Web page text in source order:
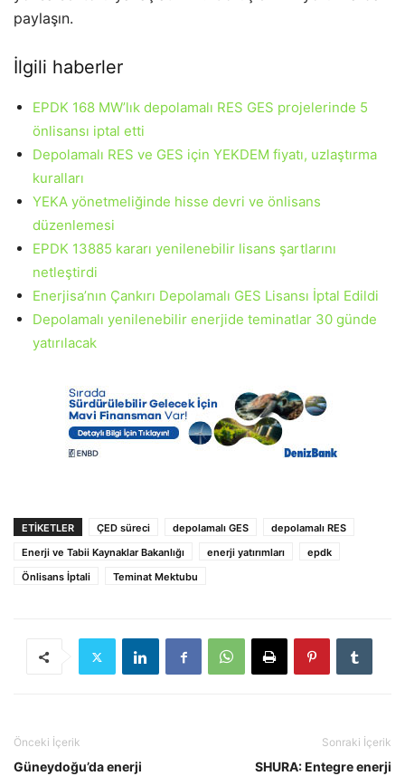
paylaşın.
İlgili haberler
EPDK 168 MW’lık depolamalı RES GES projelerinde 5
önlisansı iptal etti
Depolamalı RES ve GES için YEKDEM fiyatı, uzlaştırma
kuralları
YEKA yönetmeliğinde hisse devri ve önlisans
düzenlemesi
EPDK 13885 kararı yenilenebilir lisans şartlarını
netleştirdi
Enerjisa’nın Çankırı Depolamalı GES Lisansı İptal Edildi
Depolamalı yenilenebilir enerjide teminatlar 30 günde
yatırılacak
ETIKETLER ÇED süreci depolamalı GES
depolamalı RES
Enerji ve Tabii Kaynaklar Bakanlığı
enerji yatırımları
epdk
Önlisans İptali
Teminat Mektubu
Önceki İçerik
Güneydoğu’da enerji
Sonraki İçerik
SHURA: Entegre enerji